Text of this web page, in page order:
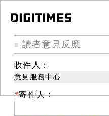
■ 讀者意見反應
收件人：
意見服務中心
*寄件人：